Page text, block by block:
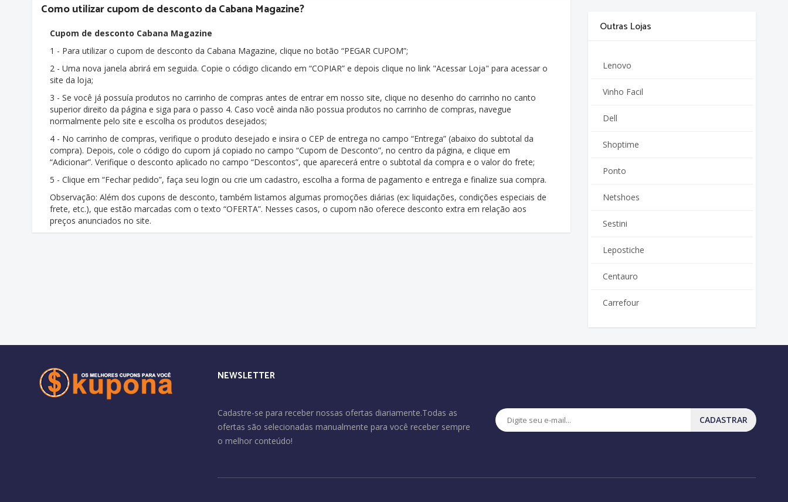
Como utilizar cupom de desconto da Cabana Magazine?
Cupom de desconto Cabana Magazine
1 - Para utilizar o cupom de desconto da Cabana Magazine, clique no botão “PEGAR CUPOM”;
2 - Uma nova janela abrirá em seguida. Copie o código clicando em “COPIAR” e depois clique no link "Acessar Loja" para acessar o
site da loja;
3 - Se você já possuía produtos no carrinho de compras antes de entrar em nosso site, clique no desenho do carrinho no canto
superior direito da página e siga para o passo 4. Caso você ainda não possua produtos no carrinho de compras, navegue
normalmente pelo site e escolha os produtos desejados;
4 - No carrinho de compras, verifique o produto desejado e insira o CEP de entrega no campo “Entrega” (abaixo do subtotal da
compra). Depois, cole o código do cupom já copiado no campo “Cupom de Desconto”, no centro da página, e clique em
“Adicionar”. Verifique o desconto aplicado no campo “Descontos”, que aparecerá entre o subtotal da compra e o valor do frete;
5 - Clique em “Fechar pedido”, faça seu login ou crie um cadastro, escolha a forma de pagamento e entrega e finalize sua compra.
Observação: Além dos cupons de desconto, também listamos algumas promoções diárias (ex: liquidações, condições especiais de
frete, etc.), que estão marcadas com o texto “OFERTA”. Nesses casos, o cupom não oferece desconto extra em relação aos
preços anunciados no site.
Outras Lojas
Lenovo
Vinho Facil
Dell
Shoptime
Ponto
Netshoes
Sestini
Lepostiche
Centauro
Carrefour
NEWSLETTER
Cadastre-se para receber nossas ofertas diariamente.Todas as
ofertas são selecionadas manualmente para você receber sempre
o melhor conteúdo!
CADASTRAR